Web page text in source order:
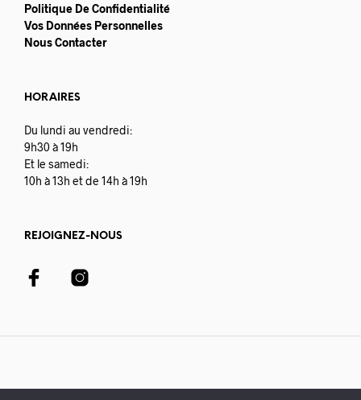
Politique De Confidentialité
Vos Données Personnelles
Nous Contacter
HORAIRES
Du lundi au vendredi:
9h30 à 19h
Et le samedi:
10h à 13h et de 14h à 19h
REJOIGNEZ-NOUS